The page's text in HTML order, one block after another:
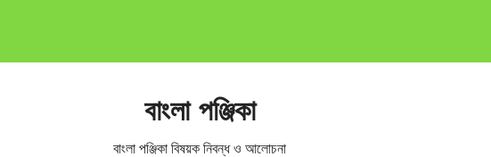
বাংলা পঞ্জিকা
বাংলা পঞ্জিকা বিষয়ক নিবন্ধ ও আলোচনা